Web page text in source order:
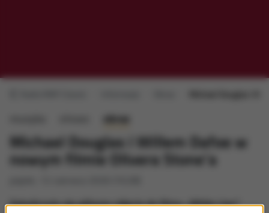
obraz
Michael Douglas i Willem Dafoe w
nowym filmie Olivera Stone’a
Zakończyły się główne zdjęcia do filmu „White Lies”